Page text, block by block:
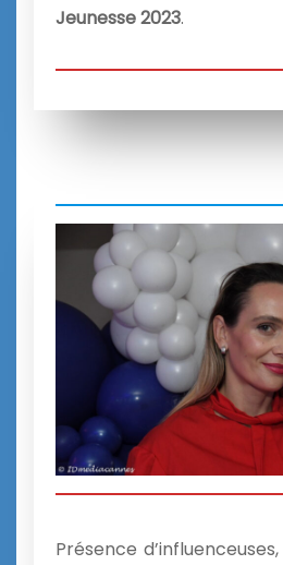
Jeunesse 2023.
Présence